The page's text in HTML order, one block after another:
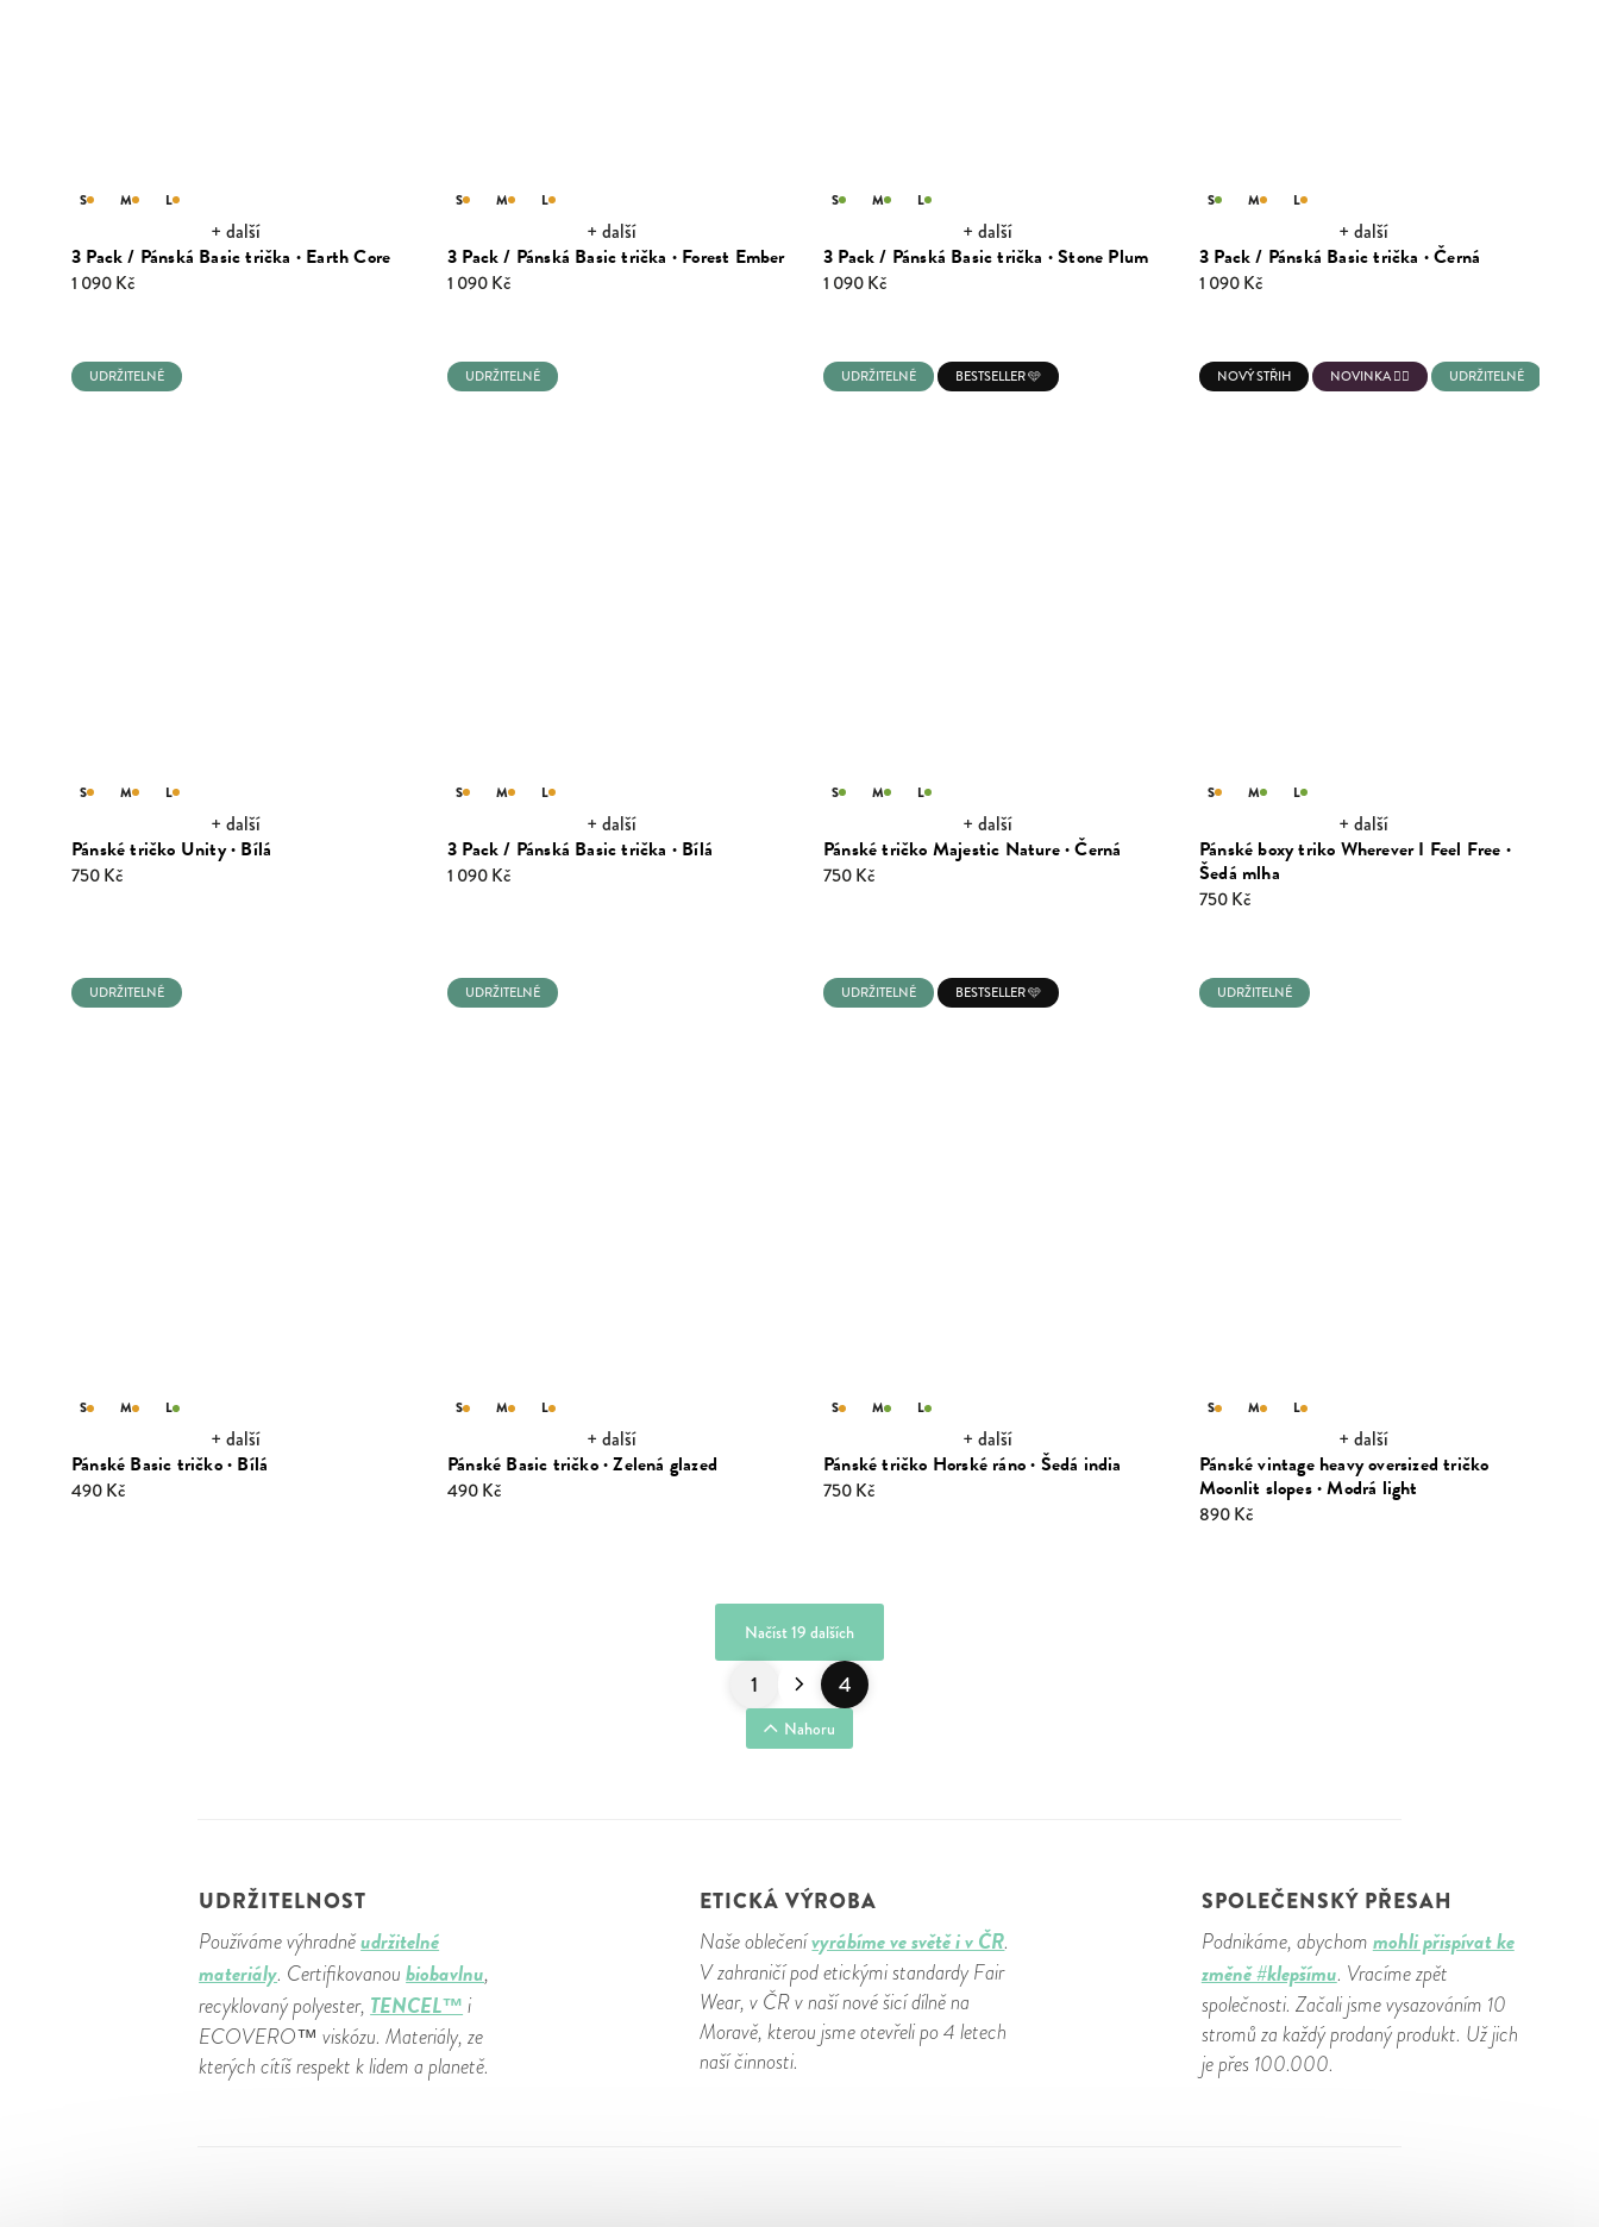
3 Pack / Pánská Basic trička · Earth Core
1 090 Kč
S M L
+ další
3 Pack / Pánská Basic trička · Forest Ember
1 090 Kč
S M L
+ další
3 Pack / Pánská Basic trička · Stone Plum
1 090 Kč
S M L
+ další
3 Pack / Pánská Basic trička · Černá
1 090 Kč
S M L
+ další
UDRŽITELNÉ
Pánské tričko Unity · Bílá
750 Kč
S M L
+ další
UDRŽITELNÉ
3 Pack / Pánská Basic trička · Bílá
1 090 Kč
S M L
+ další
UDRŽITELNÉ BESTSELLER 🩵
Pánské tričko Majestic Nature · Černá
750 Kč
S M L
+ další
NOVÝ STŘIH NOVINKA 💁‍♂️ UDRŽITELNÉ
Pánské boxy triko Wherever I Feel Free ·
Šedá mlha
750 Kč
S M L
+ další
UDRŽITELNÉ
Pánské Basic tričko · Bílá
490 Kč
S M L
+ další
UDRŽITELNÉ
Pánské Basic tričko · Zelená glazed
490 Kč
S M L
+ další
UDRŽITELNÉ BESTSELLER 🩵
Pánské tričko Horské ráno · Šedá india
750 Kč
S M L
+ další
UDRŽITELNÉ
Pánské vintage heavy oversized tričko
Moonlit slopes · Modrá light
890 Kč
S M L
+ další
Načíst 19 dalších
1 4
Nahoru
UDRŽITELNOST
Používáme výhradněudržitelné
materiály. Certifikovanoubiobavlnu,
recyklovaný polyester, TENCEL™ i
ECOVERO™ viskózu. Materiály, ze
kterých cítíš respekt k lidem a planetě.
ETICKÁ VÝROBA
Naše oblečenívyrábíme ve světě i v ČR.
V zahraničí pod etickými standardy Fair
Wear, v ČR v naší nové šicí dílně na
Moravě, kterou jsme otevřeli po 4 letech
naší činnosti.
SPOLEČENSKÝ PŘESAH
Podnikáme, abychom mohli přispívat ke
změně #klepšímu. Vracíme zpět
společnosti. Začali jsme vysazováním 10
stromů za každý prodaný produkt. Už jich
je přes 100.000.